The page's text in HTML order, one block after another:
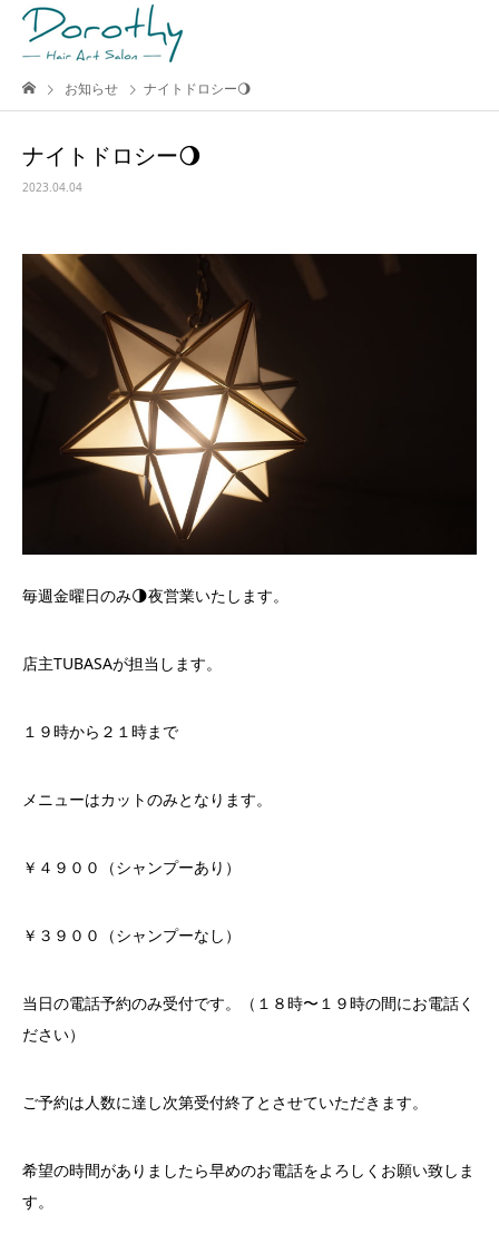
お知らせ ナイトドロシー🌖
ナイトドロシー🌖
2023.04.04
毎週金曜日のみ🌗夜営業いたします。
店主TUBASAが担当します。
１９時から２１時まで
メニューはカットのみとなります。
￥４９００（シャンプーあり）
￥３９００（シャンプーなし）
当日の電話予約のみ受付です。（１８時〜１９時の間にお電話く
ださい）
ご予約は人数に達し次第受付終了とさせていただきます。
希望の時間がありましたら早めのお電話をよろしくお願い致しま
す。